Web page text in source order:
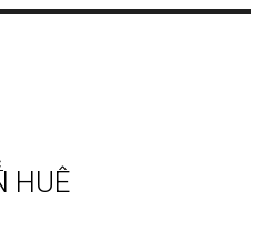
HUÊ